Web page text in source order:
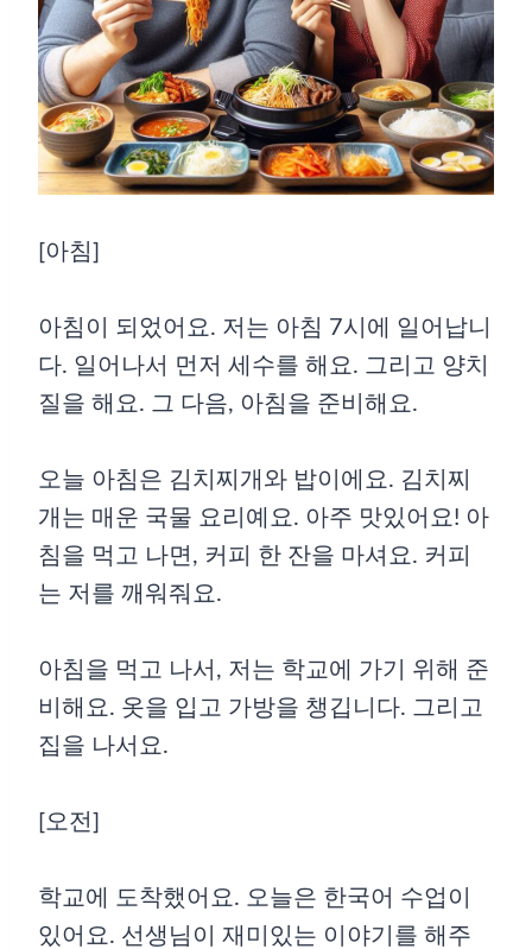
[아침]
아침이 되었어요. 저는 아침 7시에 일어납니
다. 일어나서 먼저 세수를 해요. 그리고 양치
질을 해요. 그 다음, 아침을 준비해요.
오늘 아침은 김치찌개와 밥이에요. 김치찌
개는 매운 국물 요리예요. 아주 맛있어요! 아
침을 먹고 나면, 커피 한 잔을 마셔요. 커피
는 저를 깨워줘요.
아침을 먹고 나서, 저는 학교에 가기 위해 준
비해요. 옷을 입고 가방을 챙깁니다. 그리고
집을 나서요.
[오전]
학교에 도착했어요. 오늘은 한국어 수업이
있어요. 선생님이 재미있는 이야기를 해주